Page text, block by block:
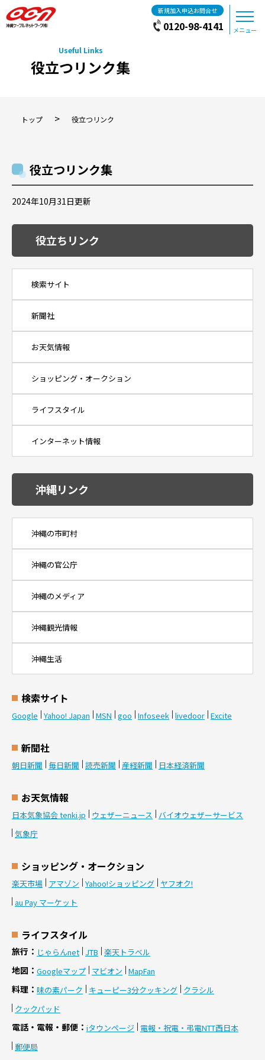
新規加入申込お問合せ
0120-98-4141 メニュー
役立つリンク集
トップ > 役立つリンク
役立つリンク集
2024年10月31日更新
役立ちリンク
検索サイト
新聞社
お天気情報
ショッピング・オークション
ライフスタイル
インターネット情報
沖縄リンク
沖縄の市町村
沖縄の官公庁
沖縄のメディア
沖縄観光情報
沖縄生活
検索サイト
Google Yahoo! Japan MSN goo Infoseek livedoor Excite
新聞社
朝日新聞 毎日新聞 読売新聞 産経新聞 日本経済新聞
お天気情報
日本気象協会 tenki.jp ウェザーニュース
バイオウェザーサービス
気象庁
ショッピング・オークション
楽天市場 アマゾン Yahoo!ショッピング ヤフオク!
au Pay マーケット
ライフスタイル
旅行 じゃらんnet JTB 楽天トラベル
地図 Googleマップ マビオン MapFan
料理 味の素パーク キューピー3分クッキング クラシル
クックパッド
電話・電報・郵便 iタウンページ
電報・祝電・弔電NTT西日本
郵便局